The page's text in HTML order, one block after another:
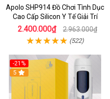
Apolo SHP914 Đồ Chơi Tình Dục
Cao Cấp Silicon Y Tế Giải Trí
2.400.000₫ 2.963.000₫
(522)
-21%
5